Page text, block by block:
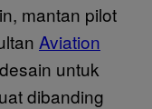
mantan pilot
Aviation
untuk
dibanding